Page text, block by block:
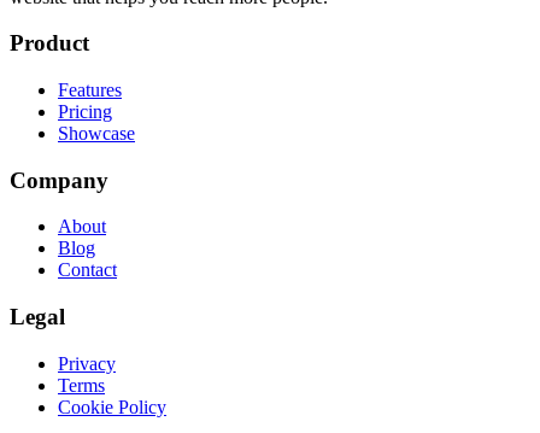
Product
Features
Pricing
Showcase
Company
About
Blog
Contact
Legal
Privacy
Terms
Cookie Policy